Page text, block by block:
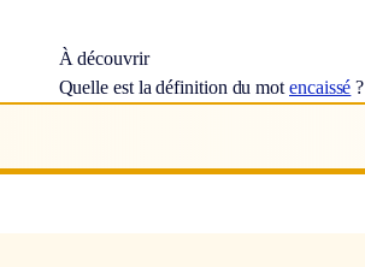
À découvrir
Quelle est la définition du mot encaissé ?